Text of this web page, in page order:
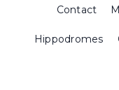
Contact
Hippodromes